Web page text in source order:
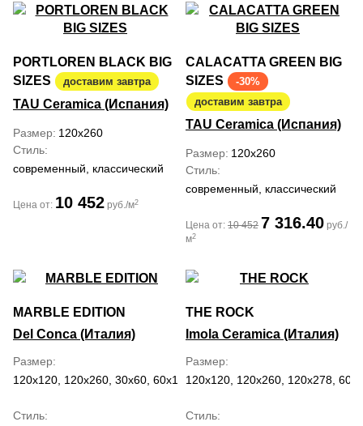
PORTLOREN BLACK BIG
SIZES
доставим завтра
TAU Ceramica (Испания)
Размер 120x260
Стиль
современный, классический
Цена от: 10 452 руб./м2
CALACATTA GREEN BIG
SIZES
-30%
доставим завтра
TAU Ceramica (Испания)
Размер 120x260
Стиль
современный, классический
Цена от: 10 452 7 316.40 руб./
м2
MARBLE EDITION
Del Conca (Италия)
Размер
120x120, 120x260, 30x60, 60x120, 60x60
Стиль
THE ROCK
Imola Ceramica (Италия)
Размер
120x120, 120x260, 120x278,
Стиль